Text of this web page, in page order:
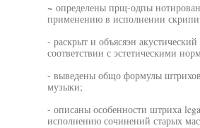
~ определены прщ-одпы
применению в исполнении
- раскрыт и объясяэн
соответствии с эстетическими
- выведены общо формулы
музыки;
- описаны особенности штриха
исполнению сочинений старых